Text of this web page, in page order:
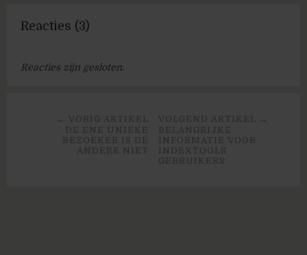
Reacties (3)
Reacties zijn gesloten.
VOLGEND ARTIKEL →
BELANGRIJKE
INFORMATIE VOOR
INDEXTOOLS
GEBRUIKERS
← VORIG ARTIKEL
DE ENE UNIEKE
BEZOEKER IS DE
ANDERE NIET